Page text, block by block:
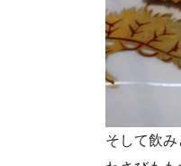
そして飲み